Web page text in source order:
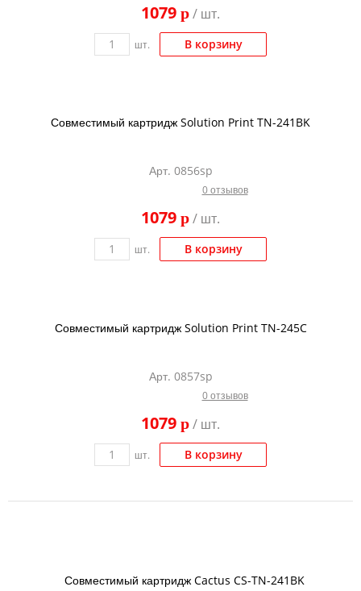
1079 p/ шт.
шт. В корзину
Совместимый картридж Solution Print TN-241BK
Арт. 0856sp
0 отзывов
1079 p/ шт.
шт. В корзину
Совместимый картридж Solution Print TN-245C
Арт. 0857sp
0 отзывов
1079 p/ шт.
шт. В корзину
Совместимый картридж Cactus CS-TN-241BK